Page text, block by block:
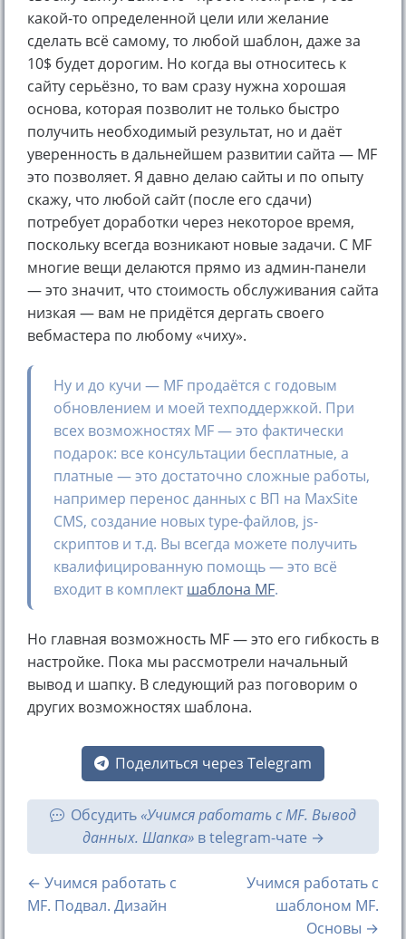
какой-то определенной цели или желание
сделать всё самому, то любой шаблон, даже за
10$ будет дорогим. Но когда вы относитесь к
сайту серьёзно, то вам сразу нужна хорошая
основа, которая позволит не только быстро
получить необходимый результат, но и даёт
уверенность в дальнейшем развитии сайта — MF
это позволяет. Я давно делаю сайты и по опыту
скажу, что любой сайт (после его сдачи)
потребует доработки через некоторое время,
поскольку всегда возникают новые задачи. С MF
многие вещи делаются прямо из админ-панели
— это значит, что стоимость обслуживания сайта
низкая — вам не придётся дергать своего
вебмастера по любому «чиху».
Ну и до кучи — MF продаётся с годовым
обновлением и моей техподдержкой. При
всех возможностях MF — это фактически
подарок: все консультации бесплатные, а
платные — это достаточно сложные работы,
например перенос данных с ВП на MaxSite
CMS, создание новых type-файлов, js-
скриптов и т.д. Вы всегда можете получить
квалифицированную помощь — это всё
входит в комплект шаблона MF.
Но главная возможность MF — это его гибкость в
настройке. Пока мы рассмотрели начальный
вывод и шапку. В следующий раз поговорим о
других возможностях шаблона.
Поделиться через Telegram
Обсудить «Учимся работать с MF. Вывод
данных. Шапка»в telegram-чате
← Учимся работать с
MF. Подвал. Дизайн
Учимся работать с
шаблоном MF.
Основы →